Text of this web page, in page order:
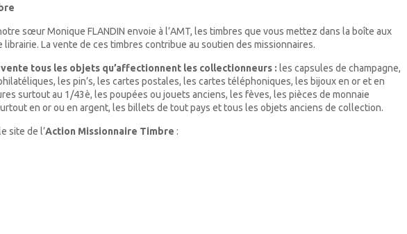
sœur Monique FLANDIN envoie à l’AMT, les timbres que vous mettez dans la boîte aux
La vente de ces timbres contribue au soutien des missionnaires.
tous les objets qu’affectionnent les collectionneurs : les capsules de champagne,
les pin’s, les cartes postales, les cartes téléphoniques, les bijoux en or et en
surtout au 1/43è, les poupées ou jouets anciens, les fèves, les pièces de monnaie
en or ou en argent, les billets de tout pays et tous les objets anciens de collection.
site de l’Action Missionnaire Timbre :